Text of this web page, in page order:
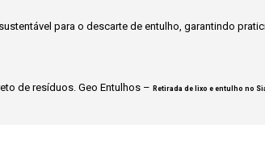
para o descarte de entulho, garantindo
de resíduos. Geo Entulhos – Retirada de lixo e entulho no